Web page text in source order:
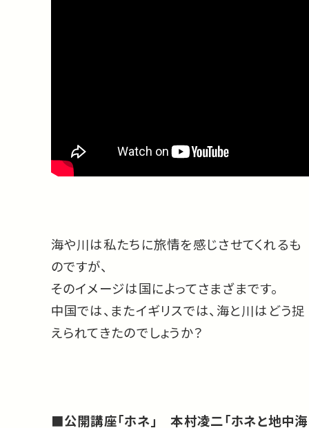
海や川は私たちに旅情を感じさせてくれるも
のですが、
そのイメージは国によってさまざまです。
中国では、またイギリスでは、海と川はどう捉
えられてきたのでしょうか？
■公開講座「ホネ」 本村凌二「ホネと地中海